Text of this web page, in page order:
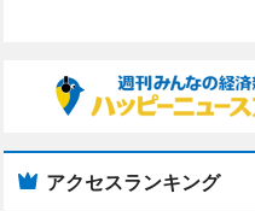
アクセスランキング